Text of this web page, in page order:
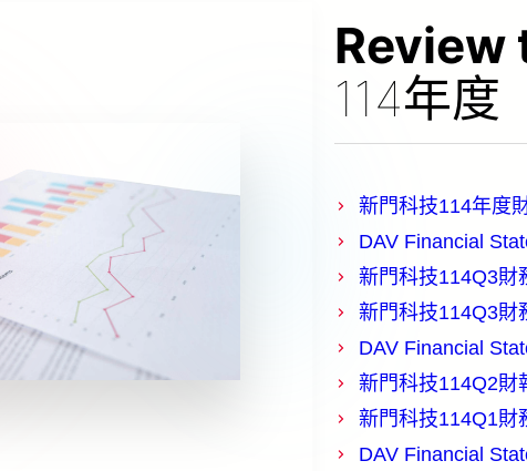
Review
114年度
新門科技114年度
DAV Financial
新門科技114Q3財
新門科技114Q3財
DAV Financial
新門科技114Q2財
新門科技114Q1財
DAV Financial